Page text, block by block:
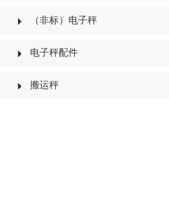
（非标）电子秤
电子秤配件
搬运秤